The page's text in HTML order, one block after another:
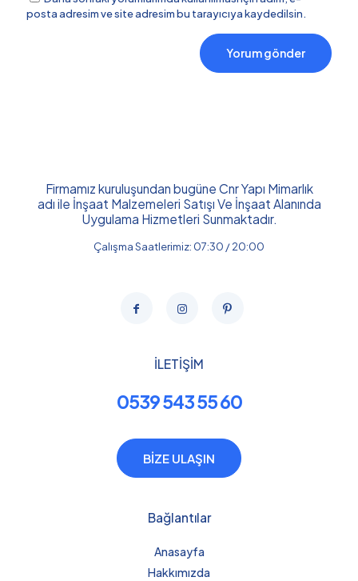
posta adresim ve site adresim bu tarayıcıya kaydedilsin.
Firmamız kuruluşundan bugüne Cnr Yapı Mimarlık
adı ile İnşaat Malzemeleri Satışı Ve İnşaat Alanında
Uygulama Hizmetleri Sunmaktadır.
Çalışma Saatlerimiz: 07:30 / 20:00
İLETİŞİM
0539 543 55 60
BİZE ULAŞIN
Bağlantılar
Anasayfa
Hakkımızda